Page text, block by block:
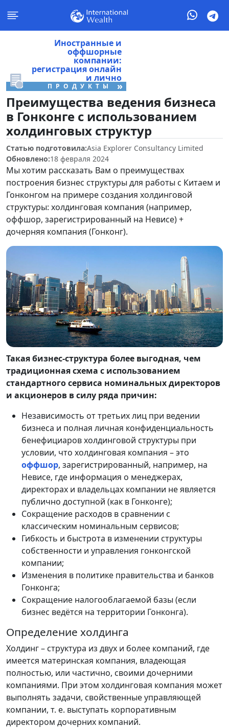
Иностранные и
оффшорные
компании:
регистрация онлайн
и лично
ПРОДУКТЫ »
Преимущества ведения бизнеса
в Гонконге с использованием
холдинговых структур
Статью подготовила:Asia Explorer Consultancy Limited
Обновлено:18 февраля 2024
Мы хотим рассказать Вам о преимуществах
построения бизнес структуры для работы с Китаем и
Гонконгом на примере создания холдинговой
структуры: холдинговая компания (например,
оффшор, зарегистрированный на Невисе) +
дочерняя компания (Гонконг).
Такая бизнес-структура более выгодная, чем
традиционная схема с использованием
стандартного сервиса номинальных директоров
и акционеров в силу ряда причин:
Независимость от третьих лиц при ведении
бизнеса и полная личная конфиденциальность
бенефициаров холдинговой структуры при
условии, что холдинговая компания – это
оффшор, зарегистрированный, например, на
Невисе, где информация о менеджерах,
директорах и владельцах компании не является
публично доступной (как в Гонконге);
Сокращение расходов в сравнении с
классическим номинальным сервисов;
Гибкость и быстрота в изменении структуры
собственности и управления гонконгской
компании;
Изменения в политике правительства и банков
Гонконга;
Сокращение налогооблагаемой базы (если
бизнес ведётся на территории Гонконга).
Определение холдинга
Холдинг – структура из двух и более компаний, где
имеется материнская компания, владеющая
полностью, или частично, своими дочерними
компаниями. При этом холдинговая компания может
выполнять задачи, свойственные управляющей
компании, т. е. выступать корпоративным
директором дочерних компаний.